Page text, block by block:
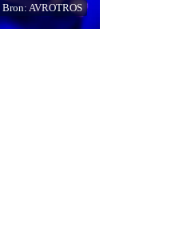
Bron: AVROTROS